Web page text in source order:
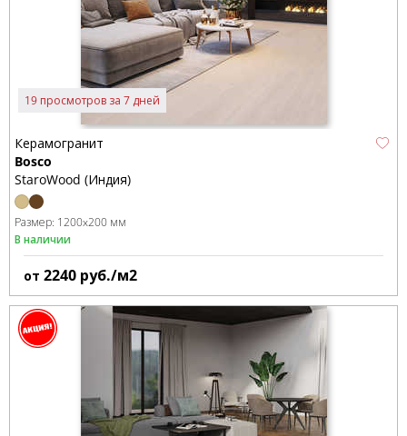
19 просмотров за 7 дней
Керамогранит
Bosco
StaroWood (Индия)
Размер: 1200x200 мм
В наличии
от 2240 руб./м2